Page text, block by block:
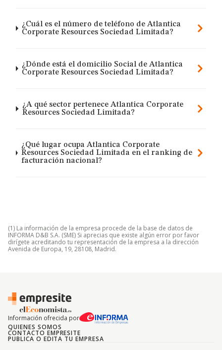
¿Cuál es el número de teléfono de Atlantica
Corporate Resources Sociedad Limitada?
¿Dónde está el domicilio Social de Atlantica
Corporate Resources Sociedad Limitada?
¿A qué sector pertenece Atlantica Corporate
Resources Sociedad Limitada?
¿Qué lugar ocupa Atlantica Corporate
Resources Sociedad Limitada en el ranking de
facturación nacional?
(1) La información de la empresa procede de la base de datos de
INFORMA D&B S.A. (SME) Si aprecias que existe algún error por favor
dirígete acreditando tu representación de la empresa a la dirección
Avenida de Europa, 19, 28108, Madrid.
Información ofrecida por
QUIENES SOMOS
CONTACTO EMPRESITE
PUBLICA O EDITA TU EMPRESA